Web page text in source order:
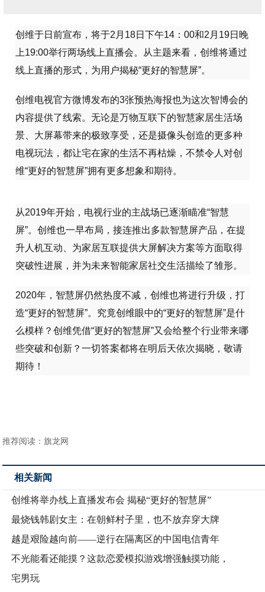
创维于日前宣布，将于2月18日下午14：00和2月19日晚
上19:00举行两场线上直播会。从主题来看，创维将通过
线上直播的形式，为用户揭秘“更好的智慧屏”。
创维电视官方微博发布的3张预热海报也为这次智博会的
内容提供了线索。无论是万物互联下的智慧家居生活场
景、大屏幕带来的极致享受，还是摄像头创造的更多种
电视玩法，都让宅在家的生活不再枯燥，不禁令人对创
维“更好的智慧屏”拥有更多想象和期待。
从2019年开始，电视行业的主战场已逐渐瞄准“智慧
屏”。创维也一早布局，接连推出多款智慧屏产品，在提
升人机互动、为家居互联提供大屏解决方案等方面取得
突破性进展，并为未来智能家居社交生活描绘了雏形。
2020年，智慧屏仍然热度不减，创维也将进行升级，打
造“更好的智慧屏”。究竟创维眼中的“更好的智慧屏”是什
么模样？创维凭借“更好的智慧屏”又会给整个行业带来哪
些突破和创新？一切答案都将在明后天依次揭晓，敬请
期待！
推荐阅读：旗龙网
相关新闻
创维将举办线上直播发布会 揭秘“更好的智慧屏”
最烧钱韩剧女主：在朝鲜村子里，也不放弃穿大牌
越是艰险越向前——逆行在隔离区的中国电信青年
不光能看还能摸？这款恋爱模拟游戏增强触摸功能，
宅男玩